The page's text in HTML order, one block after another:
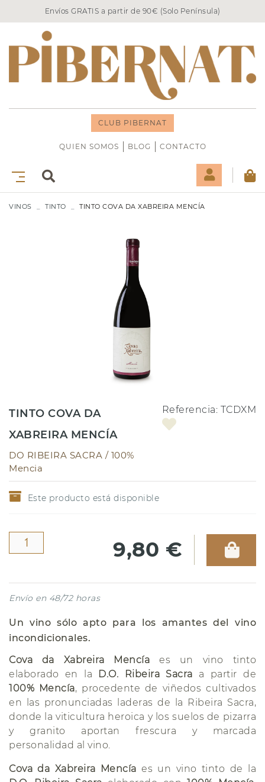
Envíos GRATIS a partir de 90€ (Solo Península)
CLUB PIBERNAT
QUIEN SOMOS BLOG CONTACTO
VINOS TINTO TINTO COVA DA XABREIRA MENCÍA
TINTO COVA DA
XABREIRA MENCÍA
DO RIBEIRA SACRA / 100%
Mencia
Referencia: TCDXM
Este producto está disponible
9,80 €
Envío en 48/72 horas
Un vino sólo apto para los amantes del vino
incondicionales.
Cova da Xabreira Mencía es un vino tinto
elaborado en la D.O. Ribeira Sacra a partir de
100% Mencía, procedente de viñedos cultivados
en las pronunciadas laderas de la Ribeira Sacra,
donde la viticultura heroica y los suelos de pizarra
y granito aportan frescura y marcada
personalidad al vino.
Cova da Xabreira Mencía es un vino tinto de la